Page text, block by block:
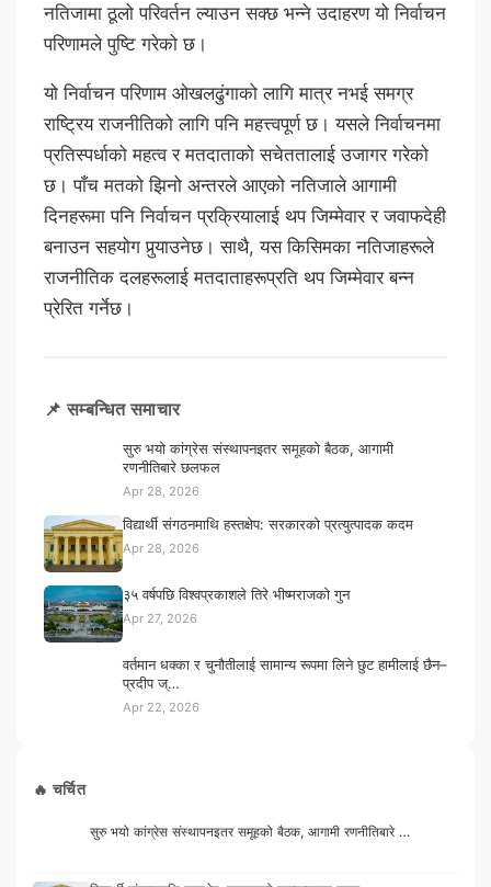
नतिजामा ठूलो परिवर्तन ल्याउन सक्छ भन्ने उदाहरण यो निर्वाचन
परिणामले पुष्टि गरेको छ।
यो निर्वाचन परिणाम ओखलढुंगाको लागि मात्र नभई समग्र
राष्ट्रिय राजनीतिको लागि पनि महत्त्वपूर्ण छ। यसले निर्वाचनमा
प्रतिस्पर्धाको महत्व र मतदाताको सचेततालाई उजागर गरेको
छ। पाँच मतको झिनो अन्तरले आएको नतिजाले आगामी
दिनहरूमा पनि निर्वाचन प्रक्रियालाई थप जिम्मेवार र जवाफदेही
बनाउन सहयोग पुर्‍याउनेछ। साथै, यस किसिमका नतिजाहरूले
राजनीतिक दलहरूलाई मतदाताहरूप्रति थप जिम्मेवार बन्न
प्रेरित गर्नेछ।
📌 सम्बन्धित समाचार
सुरु भयो कांग्रेस संस्थापनइतर समूहको बैठक, आगामी
रणनीतिबारे छलफल
Apr 28, 2026
विद्यार्थी संगठनमाथि हस्तक्षेप: सरकारको प्रत्युत्पादक कदम
Apr 28, 2026
३५ वर्षपछि विश्वप्रकाशले तिरे भीष्मराजको गुन
Apr 27, 2026
वर्तमान धक्का र चुनौतीलाई सामान्य रूपमा लिने छुट हामीलाई छैन–
प्रदीप ज्…
Apr 22, 2026
🔥 चर्चित
सुरु भयो कांग्रेस संस्थापनइतर समूहको बैठक, आगामी रणनीतिबारे …